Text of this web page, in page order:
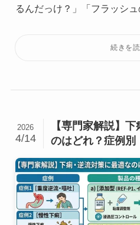
るんだっけ？」「フラッシュ
【専門家解説】
のはどれ？症例別
2026
4/14